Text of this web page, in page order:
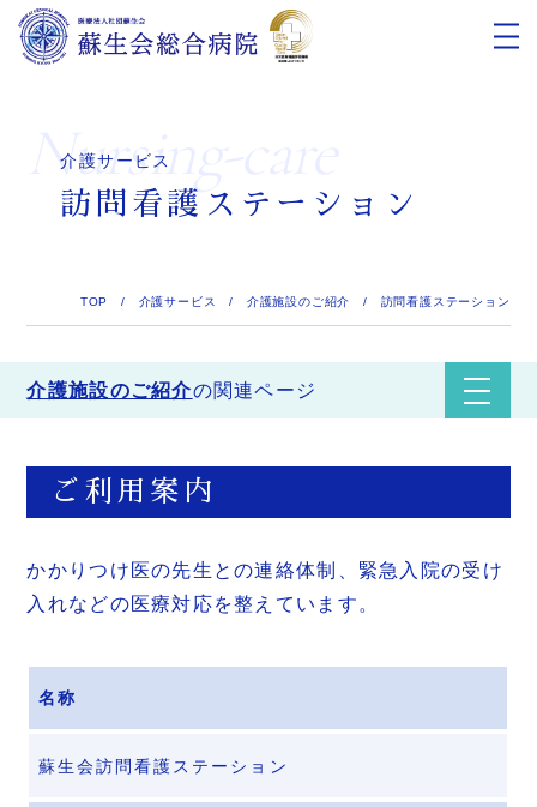
nursing-care
介護サービス
訪問看護ステーション
TOP / 介護サービス / 介護施設のご紹介 / 訪問看護ステーション
介護施設のご紹介の関連ページ
ご利用案内
かかりつけ医の先生との連絡体制、緊急入院の受け
入れなどの医療対応を整えています。
名称
蘇生会訪問看護ステーション